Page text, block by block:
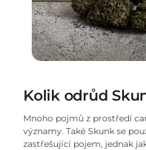
Kolik odrůd
Mnoho pojmů z prostředí
významy. Také Skunk se
zastřešující pojem, jednak